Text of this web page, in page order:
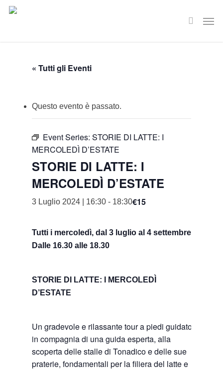
Skip
search
« Tutti gli Eventi
Questo evento è passato.
Event Series: STORIE DI LATTE: I
MERCOLEDÌ D’ESTATE
STORIE DI LATTE: I
MERCOLEDÌ D’ESTATE
3 Luglio 2024 | 16:30 - 18:30€15
Tutti i mercoledì, dal 3 luglio al 4 settembre
Dalle 16.30 alle 18.30
STORIE DI LATTE: I MERCOLEDÌ
D’ESTATE
Un gradevole e rilassante tour a piedi guidato,
in compagnia di una guida esperta, alla
scoperta delle stalle di Tonadico e delle sue
praterie, fondamentali per la filiera del latte e